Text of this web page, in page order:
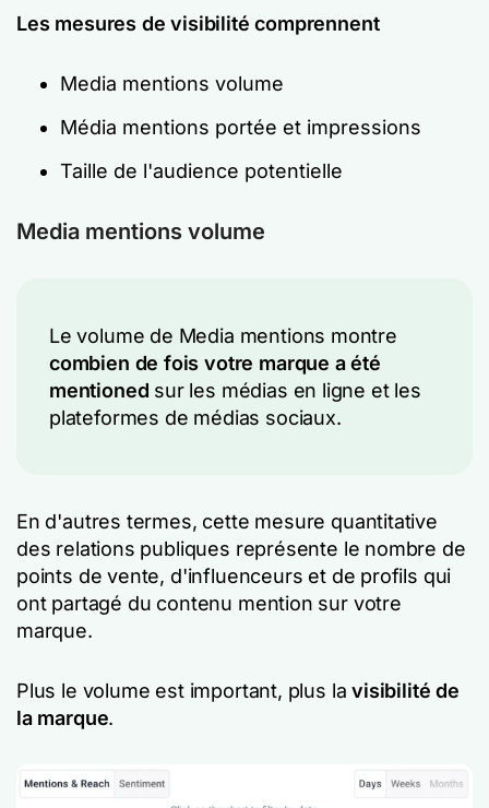
Les mesures de visibilité comprennent
Media mentions volume
Média mentions portée et impressions
Taille de l'audience potentielle
Media mentions volume
Le volume de Media mentions montre
combien de fois votre marque a été
mentioned sur les médias en ligne et les
plateformes de médias sociaux.
En d'autres termes, cette mesure quantitative
des relations publiques représente le nombre de
points de vente, d'influenceurs et de profils qui
ont partagé du contenu mention sur votre
marque.
Plus le volume est important, plus lavisibilité de
la marque.